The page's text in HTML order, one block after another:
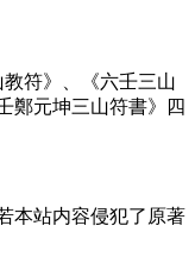
符》、《六壬三山
鄭元坤三山符書》四
本站内容侵犯了原著